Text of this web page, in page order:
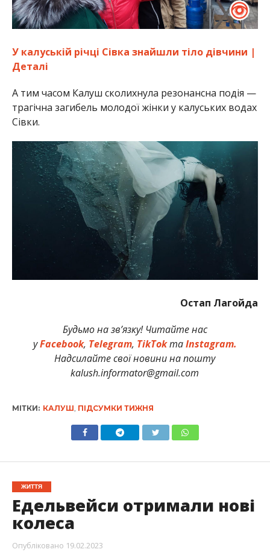
У калуській річці Сівка знайшли тіло дівчини |
Деталі
А тим часом Калуш сколихнула резонансна подія —
трагічна загибель молодої жінки у калуських водах
Сівки.
Остап Лагойда
Будьмо на зв’язку! Читайте нас
уFacebook, Telegram, TikTokтаInstagram.
Надсилайте свої новини на пошту
kalush.informator@gmail.com
МІТКИ: КАЛУШ, ПІДСУМКИ ТИЖНЯ
ЖИТТЯ
Едельвейси отримали нові
колеса
Опубліковано 19.02.2023